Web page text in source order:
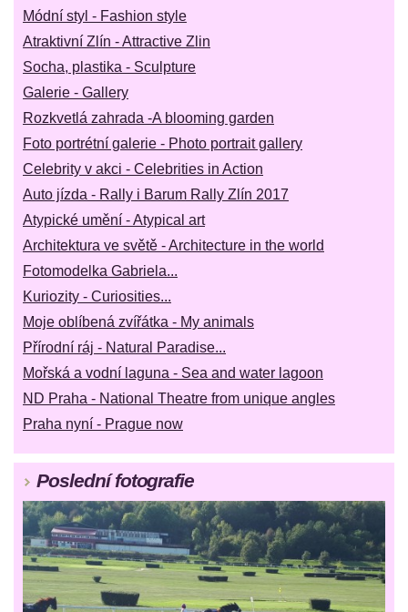
Módní styl - Fashion style
Atraktivní Zlín - Attractive Zlin
Socha, plastika - Sculpture
Galerie - Gallery
Rozkvetlá zahrada -A blooming garden
Foto portrétní galerie - Photo portrait gallery
Celebrity v akci - Celebrities in Action
Auto jízda - Rally i Barum Rally Zlín 2017
Atypické umění - Atypical art
Architektura ve světě - Architecture in the world
Fotomodelka Gabriela...
Kuriozity - Curiosities...
Moje oblíbená zvířátka - My animals
Přírodní ráj - Natural Paradise...
Mořská a vodní laguna - Sea and water lagoon
ND Praha - National Theatre from unique angles
Praha nyní - Prague now
Poslední fotografie